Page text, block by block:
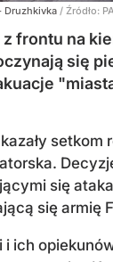
Druzhkivka / Źródło:
frontu na
się
setkom
się
się armię
i ich